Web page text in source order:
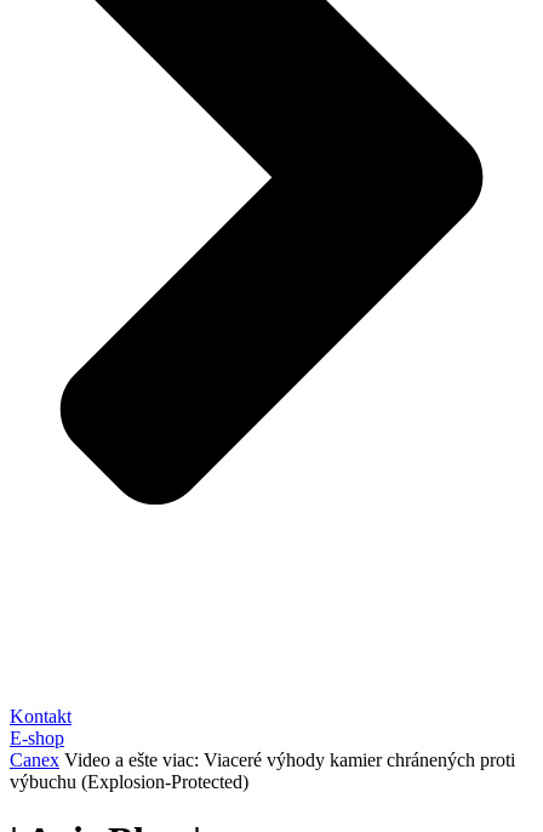
Kontakt
E-shop
Canex Video a ešte viac: Viaceré výhody kamier chránených proti
výbuchu (Explosion-Protected)